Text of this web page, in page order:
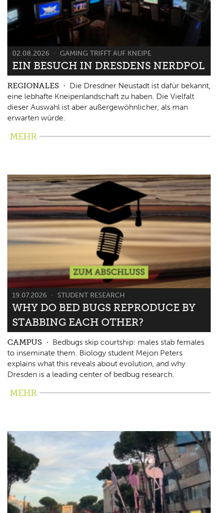
02.08.2026 GAMING TRIFFT AUF KNEIPE
EIN BESUCH IN DRESDENS NERDPOL
REGIONALES
Die Dresdner Neustadt ist dafür bekannt,
eine lebhafte Kneipenlandschaft zu haben. Die Vielfalt
dieser Auswahl ist aber außergewöhnlicher, als man
erwarten würde.
MEHR
19.07.2026 STUDENT RESEARCH
WHY DO BED BUGS REPRODUCE BY
STABBING EACH OTHER?
CAMPUS
Bedbugs skip courtship: males stab females
to inseminate them. Biology student Mejon Peters
explains what this reveals about evolution, and why
Dresden is a leading center of bedbug research.
MEHR